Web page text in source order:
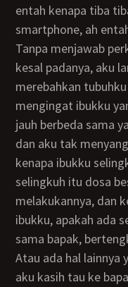
entah kenapa tiba
smartphone, ah
Tanpa menjawab perkataan ibukku karena aku begitu
kesal padanya, aku
merebahkan
mengingat ibukku
jauh berbeda sama
dan aku tak
kenapa ibukku
selingkuh itu dosa
melakukannya, dan
ibukku, apakah ada
sama bapak,
atau ada hal lainnya yang aku tak tau. Dan haruskah
aku kasih tau ke